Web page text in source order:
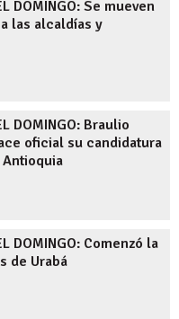
DOMINGO: Se mueven
las alcaldías y
DOMINGO: Braulio
oficial su candidatura
DOMINGO: Comenzó la
de Urabá